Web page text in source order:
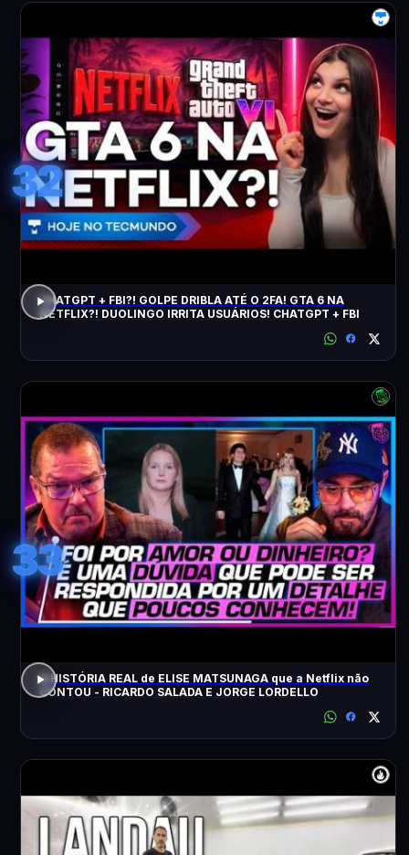
32
CHATGPT + FBI?! GOLPE DRIBLA ATÉ O 2FA! GTA 6 NA
NETFLIX?! DUOLINGO IRRITA USUÁRIOS! CHATGPT + FBI
33
A HISTÓRIA REAL de ELISE MATSUNAGA que a Netflix não
CONTOU - RICARDO SALADA E JORGE LORDELLO